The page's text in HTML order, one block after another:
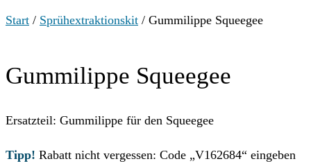
Start / Sprühextraktionskit / Gummilippe Squeegee
Gummilippe Squeegee
Ersatzteil: Gummilippe für den Squeegee
Tipp! Rabatt nicht vergessen: Code „V162684“ eingeben